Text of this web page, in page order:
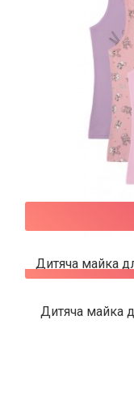
Дитяча майка
Дитяча майка